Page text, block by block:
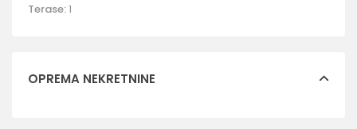
Terase:1
OPREMA NEKRETNINE